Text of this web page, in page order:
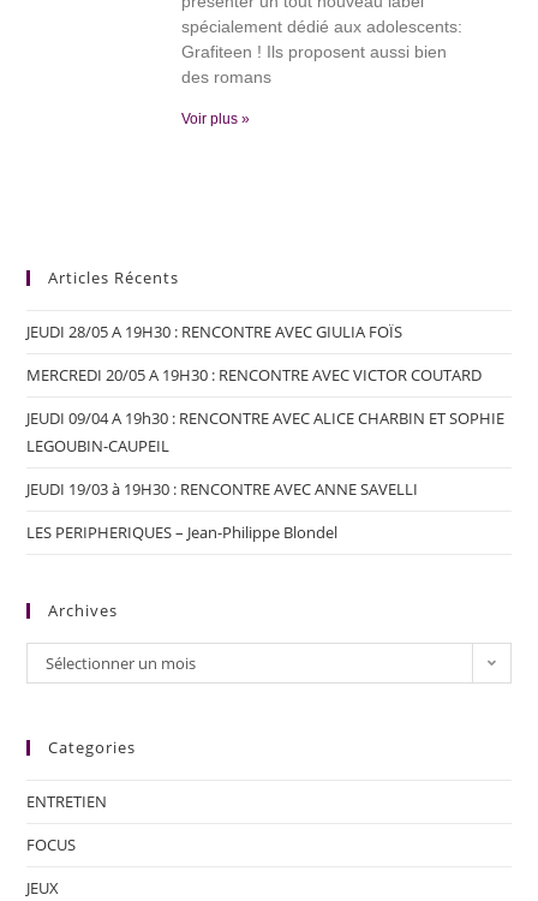
spécialement dédié aux adolescents:
Grafiteen ! Ils proposent aussi bien
des romans
Voir plus »
Articles Récents
JEUDI 28/05 A 19H30 : RENCONTRE AVEC GIULIA FOÏS
MERCREDI 20/05 A 19H30 : RENCONTRE AVEC VICTOR COUTARD
JEUDI 09/04 A 19h30 : RENCONTRE AVEC ALICE CHARBIN ET SOPHIE
LEGOUBIN-CAUPEIL
JEUDI 19/03 à 19H30 : RENCONTRE AVEC ANNE SAVELLI
LES PERIPHERIQUES – Jean-Philippe Blondel
Archives
Sélectionner un mois
Categories
ENTRETIEN
FOCUS
JEUX